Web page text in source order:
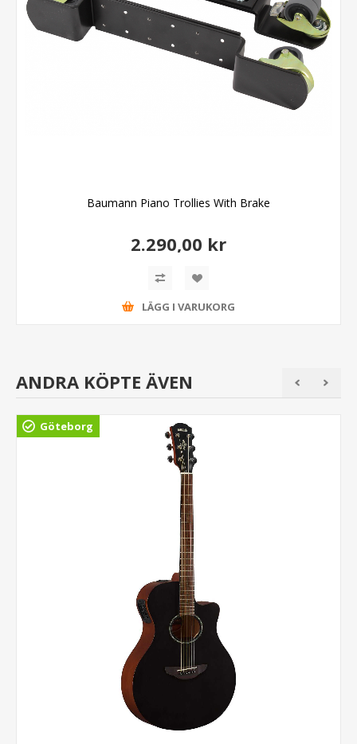
Baumann Piano Trollies With Brake
2.290,00 kr
LÄGG I VARUKORG
ANDRA KÖPTE ÄVEN
Göteborg